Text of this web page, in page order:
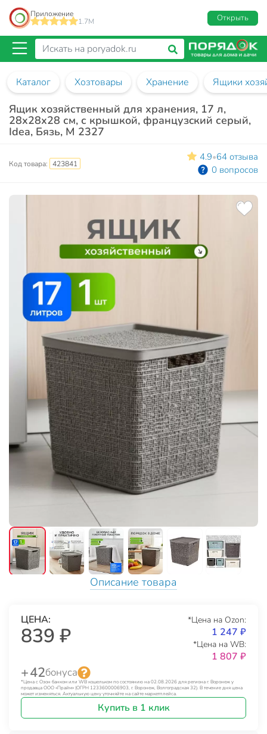
Приложение
1.7M
Открыть
Каталог Хозтовары Хранение Ящики
Ящик хозяйственный для хранения, 17 л,
28х28х28 см, с крышкой, французcкий серый,
Idea, Бязь, М 2327
Код товара: 423841
4.9•64 отзыва
0 вопросов
Описание товара
ЦЕНА:
839 ₽
*Цена на Ozon:
1 247 ₽
*Цена на WB:
1 807 ₽
+ 42бонуса
*Цена с Озон банком или WB кошельком по состоянию на 02.08.2026 для региона г. Воронеж у
продавца ООО «Прайм» (ОГРН 1233600006903, г. Воронеж, Волгоградская 32). В течение дня цена
может изменяться. Актуальную цену уточняйте на сайте маркетплейса.
Купить в 1 клик